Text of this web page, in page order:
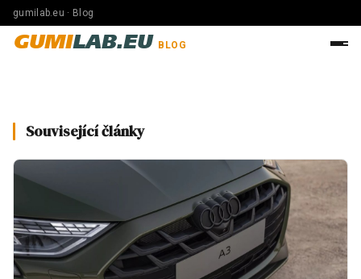
gumilab.eu · Blog
GUMILAB.EU BLOG
Související články